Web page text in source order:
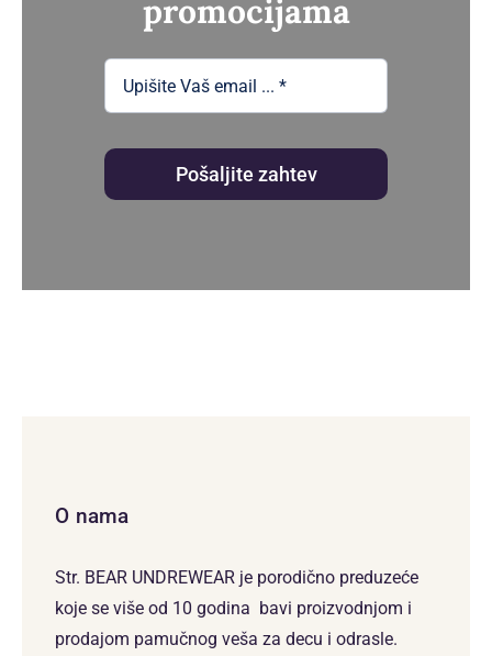
promocijama
Pošaljite zahtev
O nama
Str. BEAR UNDREWEAR je porodično preduzeće
koje se više od 10 godina bavi proizvodnjom i
prodajom pamučnog veša za decu i odrasle.